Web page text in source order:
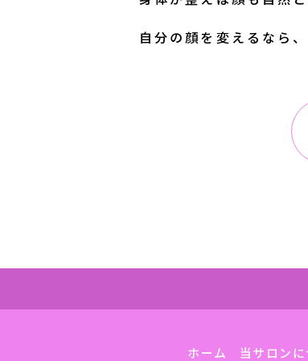
自分の顔を変えるなら
ホーム 当サロン